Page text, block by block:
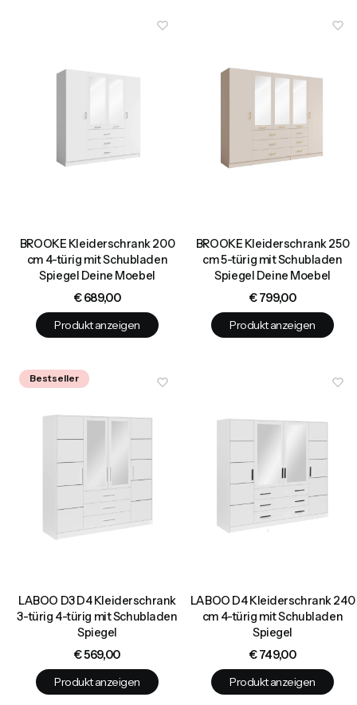
BROOKE Kleiderschrank 200
cm 4-türig mit Schubladen
Spiegel Deine Moebel
Preis
€ 689,00
Produkt anzeigen
BROOKE Kleiderschrank 250
cm 5-türig mit Schubladen
Spiegel Deine Moebel
Preis
€ 799,00
Produkt anzeigen
Bestseller
LABOO D3 D4 Kleiderschrank
3-türig 4-türig mit Schubladen
Spiegel
Preis
€ 569,00
Produkt anzeigen
LABOO D4 Kleiderschrank 240
cm 4-türig mit Schubladen
Spiegel
Preis
€ 749,00
Produkt anzeigen